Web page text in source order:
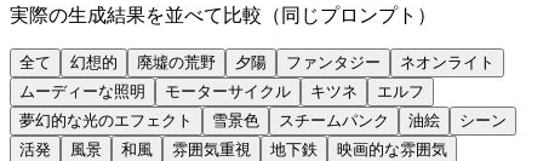
実際の生成結果を並べて比較（同じプロンプト）
全て 幻想的 廃墟の荒野 夕陽 ファンタジー
ネオンライト
ムーディーな照明
モーターサイクル キツネ
エルフ
夢幻的な光のエフェクト
雪景色 スチームパンク 油絵
シーン
活発
風景 和風 雰囲気重視 地下鉄
映画的な雰囲気